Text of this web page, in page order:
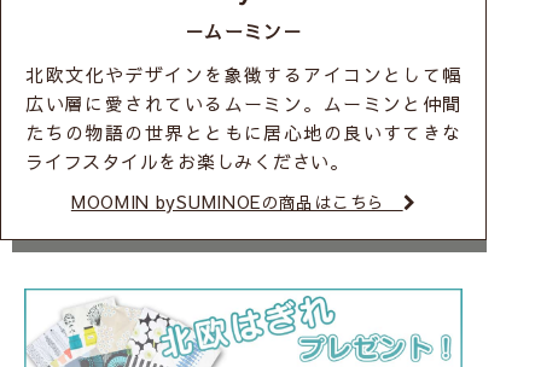
－ムーミン－
北欧文化やデザインを象徴するアイコンとして幅
広い層に愛されているムーミン。ムーミンと仲間
たちの物語の世界とともに居心地の良いすてきな
ライフスタイルをお楽しみください。
MOOMIN bySUMINOEの商品はこちら